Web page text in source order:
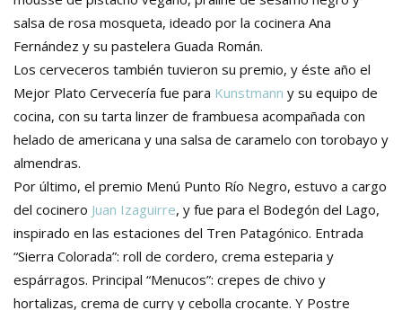
salsa de rosa mosqueta, ideado por la cocinera Ana
Fernández y su pastelera Guada Román.
Los cerveceros también tuvieron su premio, y éste año el
Mejor Plato Cervecería fue para Kunstmann y su equipo de
cocina, con su tarta linzer de frambuesa acompañada con
helado de americana y una salsa de caramelo con torobayo y
almendras.
Por último, el premio Menú Punto Río Negro, estuvo a cargo
del cocinero Juan Izaguirre, y fue para el Bodegón del Lago,
inspirado en las estaciones del Tren Patagónico. Entrada
“Sierra Colorada”: roll de cordero, crema esteparia y
espárragos. Principal “Menucos”: crepes de chivo y
hortalizas, crema de curry y cebolla crocante. Y Postre